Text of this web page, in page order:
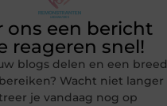
ons een bericht
reageren snel!
blogs delen en een breed
Wacht niet langer
je vandaag nog op